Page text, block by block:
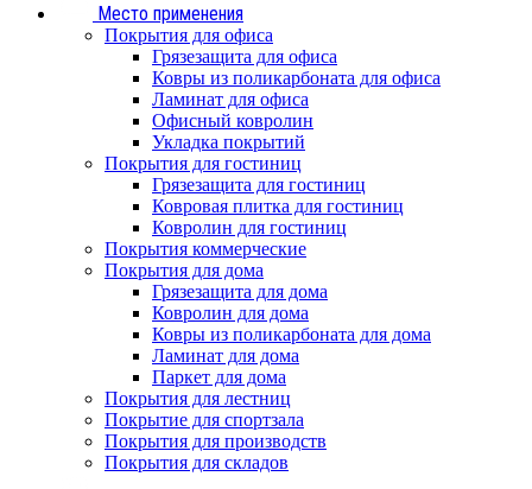
Место применения
Покрытия для офиса
Грязезащита для офиса
Ковры из поликарбоната для офиса
Ламинат для офиса
Офисный ковролин
Укладка покрытий
Покрытия для гостиниц
Грязезащита для гостиниц
Ковровая плитка для гостиниц
Ковролин для гостиниц
Покрытия коммерческие
Покрытия для дома
Грязезащита для дома
Ковролин для дома
Ковры из поликарбоната для дома
Ламинат для дома
Паркет для дома
Покрытия для лестниц
Покрытие для спортзала
Покрытия для производств
Покрытия для складов